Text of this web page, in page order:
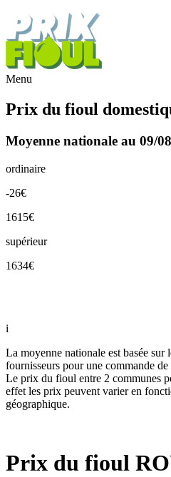
Menu
Prix du fioul
Moyenne nationale au 09/
ordinaire
-26€
1615€
supérieur
1634€
i
La moyenne nationale est basée sur
fournisseurs pour une commande
Le prix du fioul entre 2 communes
effet les prix peuvent varier en
géographique.
Prix du fioul